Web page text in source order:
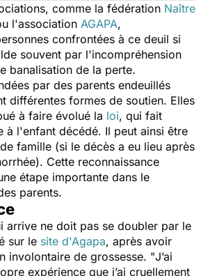
comme la fédération Naître
l'association AGAPA,
confrontées à ce deuil si
souvent par l'incompréhension
banalisation de la perte.
par des parents endeuillés
différentes formes de soutien. Elles
à faire évolué la loi, qui fait
à l'enfant décédé. Il peut ainsi être
famille (si le décès a eu lieu après
Cette reconnaissance
étape importante dans le
parents.
arrive ne doit pas se doubler par le
sur le site d'Agapa, après avoir
involontaire de grossesse. "J’ai
expérience que j’ai cruellement